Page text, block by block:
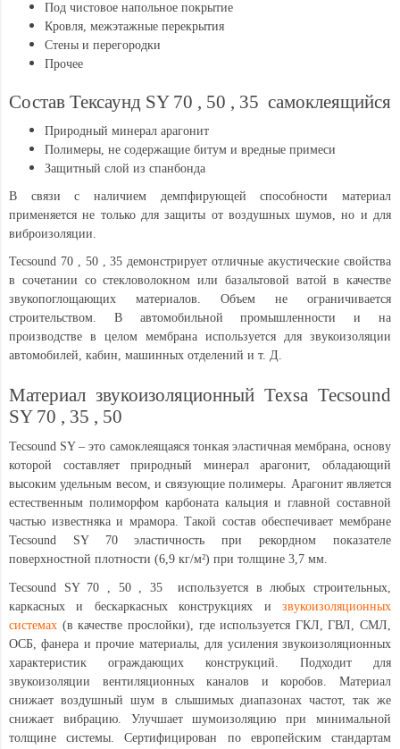
Под чистовое напольное покрытие
Кровля, межэтажные перекрытия
Стены и перегородки
Прочее
Состав Тексаунд SY 70 , 50 , 35 самоклеящийся
Природный минерал арагонит
Полимеры, не содержащие битум и вредные примеси
Защитный слой из спанбонда
В связи с наличием демпфирующей способности материал
применяется не только для защиты от воздушных шумов, но и для
виброизоляции.
Tecsound 70 , 50 , 35 демонстрирует отличные акустические свойства
в сочетании со стекловолокном или базальтовой ватой в качестве
звукопоглощающих материалов. Объем не ограничивается
строительством. В автомобильной промышленности и на
производстве в целом мембрана используется для звукоизоляции
автомобилей, кабин, машинных отделений и т. Д.
Материал звукоизоляционный Texsa Tecsound
SY 70 , 35 , 50
Tecsound SY – это самоклеящаяся тонкая эластичная мембрана, основу
которой составляет природный минерал арагонит, обладающий
высоким удельным весом, и связующие полимеры. Арагонит является
естественным полиморфом карбоната кальция и главной составной
частью известняка и мрамора. Такой состав обеспечивает мембране
Tecsound SY 70 эластичность при рекордном показателе
поверхностной плотности (6,9 кг/м²) при толщине 3,7 мм.
Tecsound SY 70 , 50 , 35 используется в любых строительных,
каркасных и бескаркасных конструкциях и звукоизоляционных
системах (в качестве прослойки), где используется ГКЛ, ГВЛ, СМЛ,
ОСБ, фанера и прочие материалы, для усиления звукоизоляционных
характеристик ограждающих конструкций. Подходит для
звукоизоляции вентиляционных каналов и коробов. Материал
снижает воздушный шум в слышимых диапазонах частот, так же
снижает вибрацию. Улучшает шумоизоляцию при минимальной
толщине системы. Сертифицирован по европейским стандартам